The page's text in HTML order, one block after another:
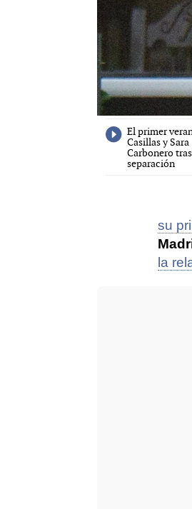
Sara
por primera
cómo su
con Iker
El piropo de
a Sara
pasar su
por separado
El primer
Casillas y Sara
Carbonero
separación
su
la